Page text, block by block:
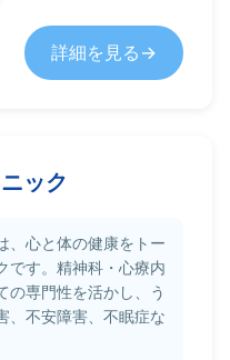
詳細を見る
ック
、心と体の健康をトー
です。精神科・心療内
の専門性を活かし、う
、不安障害、不眠症な